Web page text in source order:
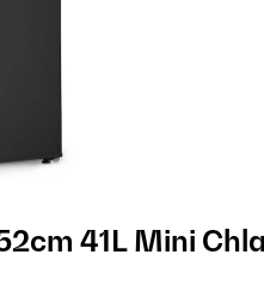
41L Mini